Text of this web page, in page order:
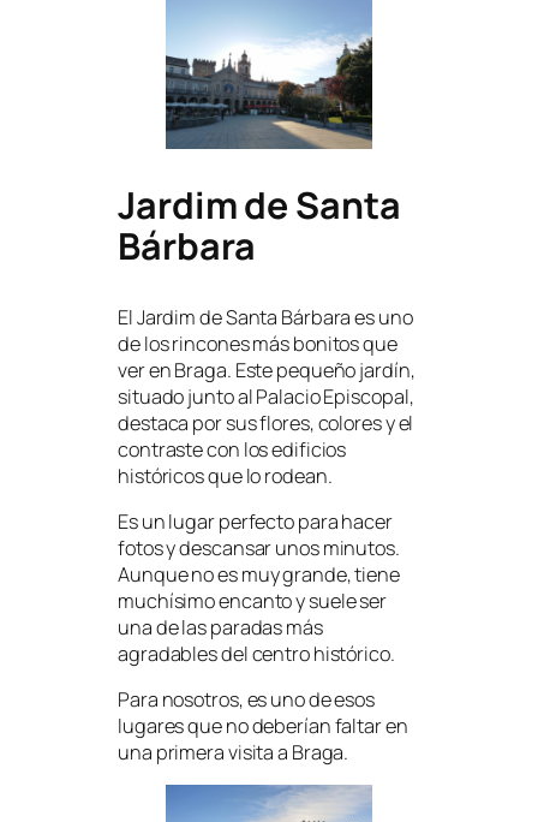
Jardim de Santa
Bárbara
El Jardim de Santa Bárbara es uno
de los rincones más bonitos que
ver en Braga. Este pequeño jardín,
situado junto al Palacio Episcopal,
destaca por sus flores, colores y el
contraste con los edificios
históricos que lo rodean.
Es un lugar perfecto para hacer
fotos y descansar unos minutos.
Aunque no es muy grande, tiene
muchísimo encanto y suele ser
una de las paradas más
agradables del centro histórico.
Para nosotros, es uno de esos
lugares que no deberían faltar en
una primera visita a Braga.